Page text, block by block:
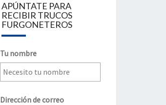
APÚNTATE PARA
RECIBIR TRUCOS
FURGONETEROS
Tu nombre
Dirección de correo